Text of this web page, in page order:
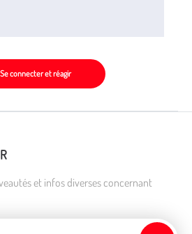
Se connecter et réagir
et infos diverses concernant